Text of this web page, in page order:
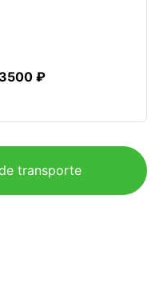
3500 ₽
transporte